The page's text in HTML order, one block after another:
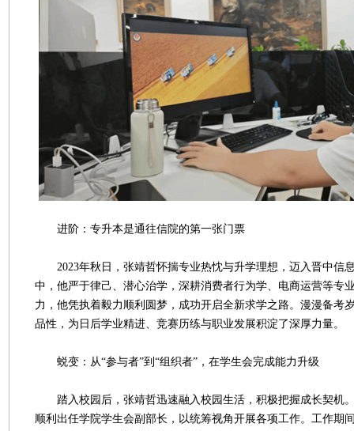
进阶：专升本是通往信院的第一张门票
2023年秋日，张靖哲怀揣专业热忱与升学理想，迈入晋中信
中，他严于律己、潜心治学，深耕消费者行为学、电商运营等专
力，他凭执着毅力顺利圆梦，成功开启全新求学之路。漫漫备考
品性，为日后学业精进、竞赛历练与职业发展积淀了深厚力量。
蜕变：从“参与者”到“组织者”，在学生会完成能力升级
踏入校园后，张靖哲迅速融入校园生活，积极把握成长契机
顺利出任学院学生会副部长，以统筹视角开展各项工作。工作期